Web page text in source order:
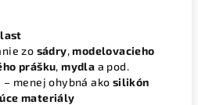
zo sádry,modelovacieho
prášku,mydla a pod.
menej ohybná ako silikón
materiály